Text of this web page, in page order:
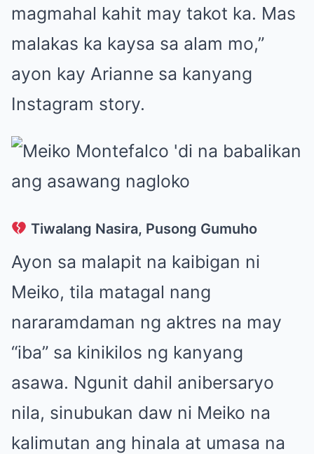
magmahal kahit may takot ka. Mas
malakas ka kaysa sa alam mo,”
ayon kay Arianne sa kanyang
Instagram story.
Tiwalang Nasira, Pusong Gumuho
Ayon sa malapit na kaibigan ni
Meiko, tila matagal nang
nararamdaman ng aktres na may
“iba” sa kinikilos ng kanyang
asawa. Ngunit dahil anibersaryo
nila, sinubukan daw ni Meiko na
kalimutan ang hinala at umasa na